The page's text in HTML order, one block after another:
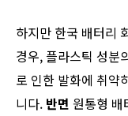
하지만 한국 배터리
경우, 플라스틱 성분
로 인한 발화에 취약
니다. 반면 원통형 배